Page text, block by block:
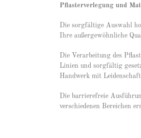
Pflasterverlegung und
Die sorgfältige Auswahl
Ihre außergewöhnliche
Die Verarbeitung des
Linien und sorgfältig
Handwerk mit
Die barrierefreie
verschiedenen Bereichen